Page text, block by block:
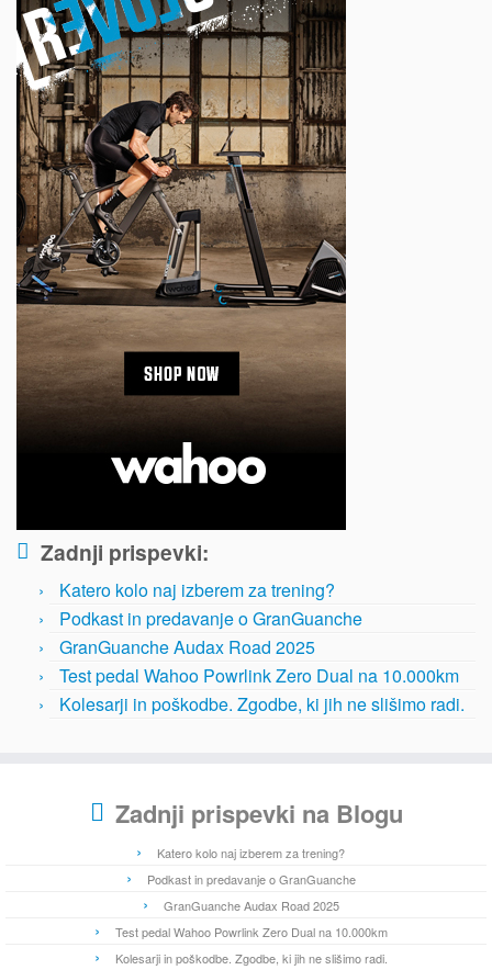
Zadnji prispevki:
Katero kolo naj izberem za trening?
Podkast in predavanje o GranGuanche
GranGuanche Audax Road 2025
Test pedal Wahoo Powrlink Zero Dual na 10.000km
Kolesarji in poškodbe. Zgodbe, ki jih ne slišimo radi.
Zadnji prispevki na Blogu
Katero kolo naj izberem za trening?
Podkast in predavanje o GranGuanche
GranGuanche Audax Road 2025
Test pedal Wahoo Powrlink Zero Dual na 10.000km
Kolesarji in poškodbe. Zgodbe, ki jih ne slišimo radi.